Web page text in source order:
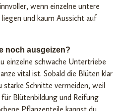
wenn einzelne untere
und kaum Aussicht auf
noch ausgeizen?
einzelne schwache Untertriebe
vital ist. Sobald die Blüten klar
Schnitte vermeiden, weil
Blütenbildung und Reifung